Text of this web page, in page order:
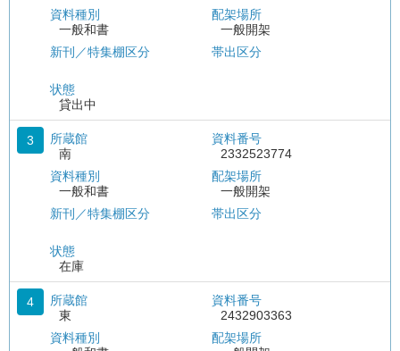
資料種別
一般和書
新刊／特集棚区分
状態
貸出中
配架場所
一般開架
帯出区分
3
所蔵館
南
資料種別
一般和書
新刊／特集棚区分
状態
在庫
資料番号
2332523774
配架場所
一般開架
帯出区分
4
所蔵館
東
資料種別
資料番号
2432903363
配架場所